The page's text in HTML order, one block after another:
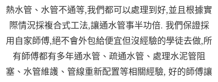
熱水管、水管不通等,我們都可以處理到好,並且根據實
際情況採複合式工法,讓通水管事半功倍. 我們保證採
用自家師傅,絕不會外包給便宜但沒經驗的學徒去做,所
有師傅都有多年通水管、疏通水管、處理水泥管阻
塞、水管維護、管線重新配置等相關經驗, 好的師傅讓